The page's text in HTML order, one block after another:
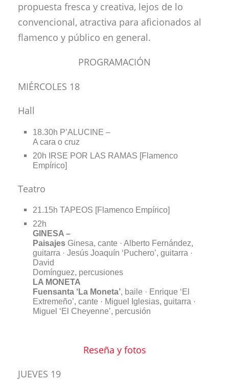
propuesta fresca y creativa, lejos de lo
convencional, atractiva para aficionados al
flamenco y público en general.
PROGRAMACIÓN
MIÉRCOLES 18
Hall
18.30h P’ALUCINE –
A cara o cruz
20h IRSE POR LAS RAMAS [Flamenco
Empírico]
Teatro
21.15h TAPEOS [Flamenco Empírico]
22h
GINESA –
Paisajes Ginesa, cante · Alberto Fernández,
guitarra · Jesús Joaquín ‘Puchero’, guitarra ·
David
Domínguez, percusiones
LA MONETA
Fuensanta ‘La Moneta’, baile · Enrique ‘El
Extremeño’, cante · Miguel Iglesias, guitarra ·
Miguel ‘El Cheyenne’, percusión
Reseña y fotos
JUEVES 19